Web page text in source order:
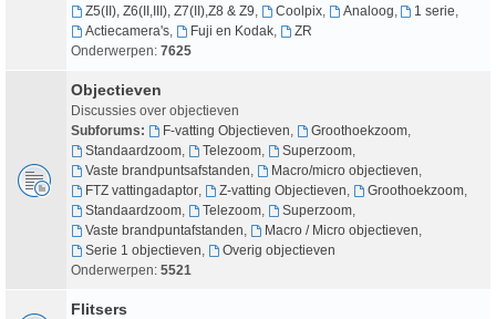
Z5(II), Z6(II,III), Z7(II),Z8 & Z9
Coolpix, Analoog 1 serie
Actiecamera's, Fuji en Kodak,
ZR
Onderwerpen: 7625
Objectieven
Discussies over objectieven
Subforums:
F-vatting Objectieven Groothoekzoom,
Standaardzoom, Telezoom, Superzoom,
Vaste brandpuntsafstanden
Macro/micro objectieven
FTZ vattingadaptor, Z-vatting Objectieven Groothoekzoom,
Standaardzoom, Telezoom, Superzoom,
Vaste brandpuntafstanden
Macro / Micro objectieven
Serie 1 objectieven
Overig objectieven
Onderwerpen: 5521
Flitsers